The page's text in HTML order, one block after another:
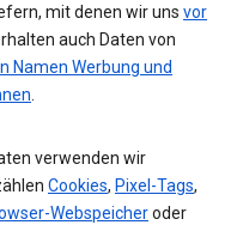
mit denen wir uns vor
auch Daten von
Namen Werbung und
.
verwenden wir
Cookies, Pixel-Tags,
Webspeicheroder